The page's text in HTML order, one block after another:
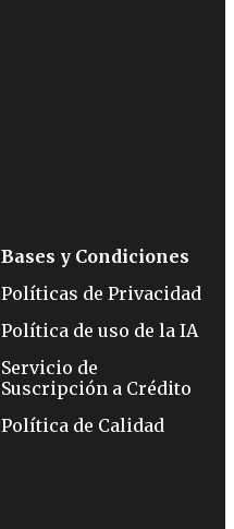
Bases y Condiciones
Políticas de Privacidad
Política de uso de la IA
Servicio de
Suscripción a Crédito
Política de Calidad